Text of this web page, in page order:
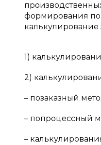
формирования
калькулирование
1)
2)
– позаказный
– попроцессный
–